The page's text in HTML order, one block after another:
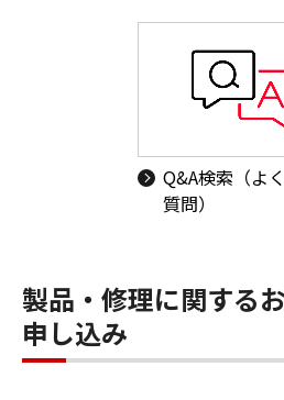
Q&A検索（よ
質問）
製品・修理に関する
申し込み